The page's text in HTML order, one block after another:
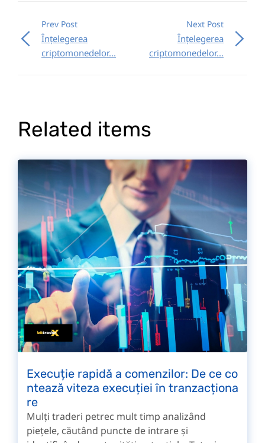
Prev Post
Înțelegerea
criptomonedelor...
Next Post
Înțelegerea
criptomonedelor...
Related items
Execuție rapidă a comenzilor: De ce co
ntează viteza execuției în tranzacționa
re
Mulți traderi petrec mult timp analizând
piețele, căutând puncte de intrare și